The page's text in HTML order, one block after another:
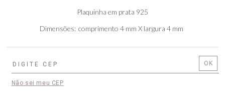
Plaquinha em prata 925
Dimensões comprimento 4 mm X largura 4 mm
Não sei meu CEP